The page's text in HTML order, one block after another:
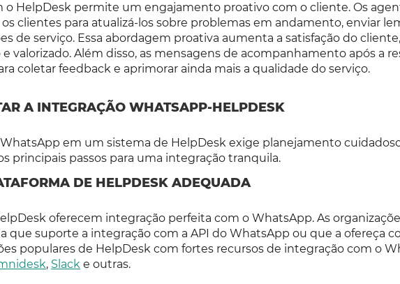
o HelpDesk permite um engajamento proativo com o cliente. Os
clientes para atualizá-los sobre problemas em andamento, enviar
de serviço. Essa abordagem proativa aumenta a satisfação do
valorizado. Além disso, as mensagens de acompanhamento após a
coletar feedback e aprimorar ainda mais a qualidade do serviço.
A INTEGRAÇÃO WHATSAPP-HELPDESK
em um sistema de HelpDesk exige planejamento
principais passos para uma integração tranquila.
DE HELPDESK ADEQUADA
oferecem integração perfeita com o WhatsApp. As
que suporte a integração com a API do WhatsApp ou que a ofereça
populares de HelpDesk com fortes recursos de integração com o
, Slack e outras.